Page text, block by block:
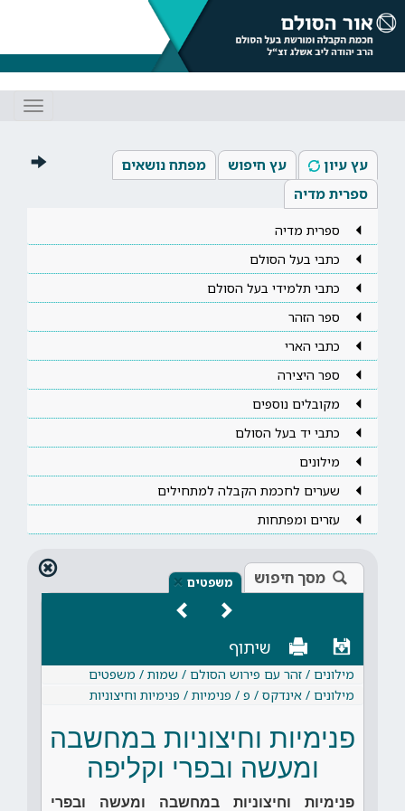
עץ עיון עץ חיפוש
מפתח נושאים
ספרית מדיה
ספרית מדיה
כתבי בעל הסולם
כתבי תלמידי בעל הסולם
ספר הזהר
כתבי הארי
ספר היצירה
מקובלים נוספים
כתבי יד בעל הסולם
מילונים
שערים לחכמת הקבלה למתחילים
עזרים ומפתחות
מסך חיפוש משפטים ×
שיתוף
מילונים / זהר עם פירוש הסולם / שמות / משפטים
מילונים / אינדקס / פ / פנימיות / פנימיות וחיצוניות
פנימיות וחיצוניות במחשבה
ומעשה ובפרי וקליפה
פנימיות וחיצוניות במחשבה ומעשה ובפרי